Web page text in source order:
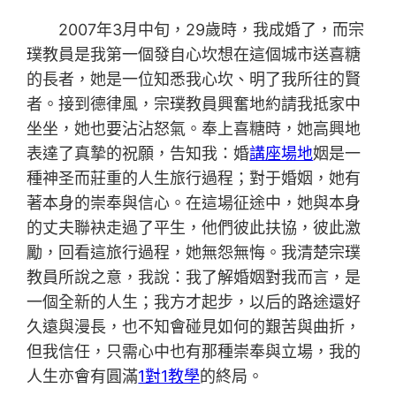
2007年3月中旬，29歲時，我成婚了，而宗
璞教員是我第一個發自心坎想在這個城市送喜糖
的長者，她是一位知悉我心坎、明了我所往的賢
者。接到德律風，宗璞教員興奮地約請我抵家中
坐坐，她也要沾沾怒氣。奉上喜糖時，她高興地
表達了真摯的祝願，告知我：婚講座場地姻是一
種神圣而莊重的人生旅行過程；對于婚姻，她有
著本身的崇奉與信心。在這場征途中，她與本身
的丈夫聯袂走過了平生，他們彼此扶協，彼此激
勵，回看這旅行過程，她無怨無悔。我清楚宗璞
教員所說之意，我說：我了解婚姻對我而言，是
一個全新的人生；我方才起步，以后的路途還好
久遠與漫長，也不知會碰見如何的艱苦與曲折，
但我信任，只需心中也有那種崇奉與立場，我的
人生亦會有圓滿1對1教學的終局。